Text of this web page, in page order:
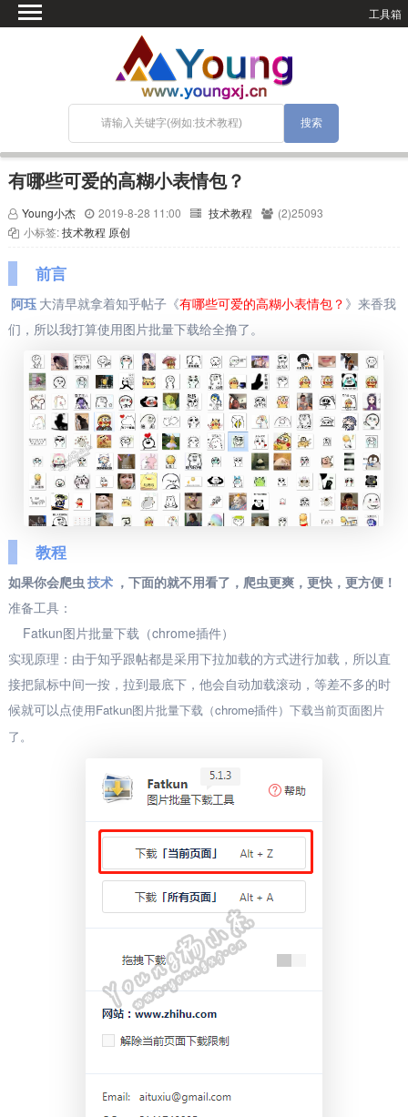
工具箱
网站搭建
关于Blog
宝塔面板
有哪些可爱的高糊小表情包？
Young小杰 2019-8-28 11:00 技术教程
(2)25093
小标签:技术教程 原创
前言
阿珏 大清早就拿着知乎帖子《有哪些可爱的高糊小表情包？ 》来香我
们，所以我打算使用图片批量下载给全撸了。
教程
如果你会爬虫 技术 ，下面的就不用看了，爬虫更爽，更快，更方便！
准备工具：
Fatkun图片批量下载（chrome插件）
实现原理：由于知乎跟帖都是采用下拉加载的方式进行加载，所以直
接把鼠标中间一按，拉到最底下，他会自动加载滚动，等差不多的时
候就可以点使用Fatkun图片批量下载（chrome插件）下载当前页面图片
了。